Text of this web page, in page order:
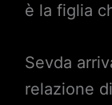
è la figlia
Sevda
relazione